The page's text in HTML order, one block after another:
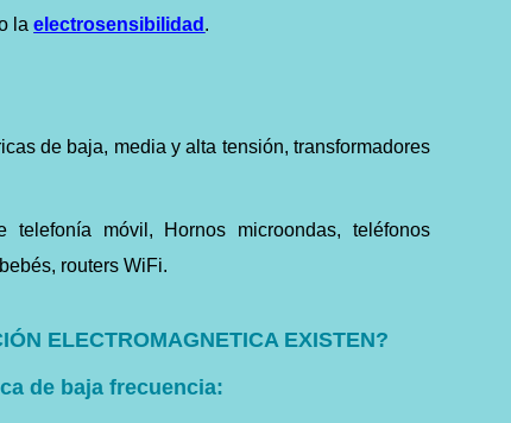
laelectrosensibilidad .
de baja, media y alta tensión, transformadores
telefonía móvil, Hornos microondas, teléfonos
routers WiFi.
ELECTROMAGNETICA EXISTEN?
de baja frecuencia: